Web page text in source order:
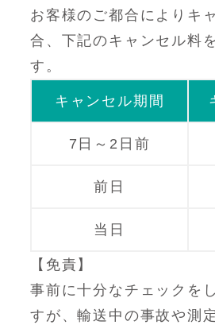
お客様のご都合によりキ
合、下記のキャンセル料
す。
キャンセル期間
7日～2日前
前日
当日
【免責】
事前に十分なチェックを
すが、輸送中の事故や測